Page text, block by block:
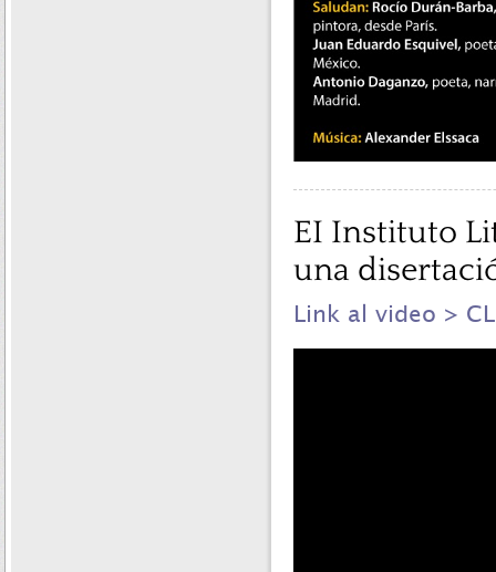
EI Instituto
una
Link al video >